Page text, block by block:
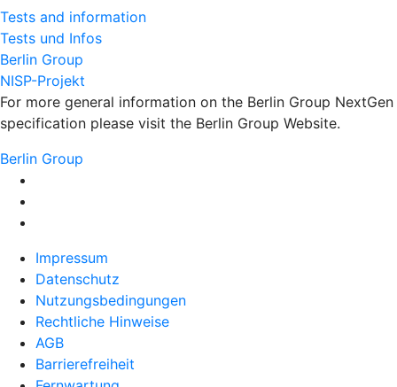
Tests and information
Tests und Infos
Berlin Group
NISP-Projekt
For more general information on the Berlin Group NextGen
specification please visit the Berlin Group Website.
Berlin Group
Impressum
Datenschutz
Nutzungsbedingungen
Rechtliche Hinweise
AGB
Barrierefreiheit